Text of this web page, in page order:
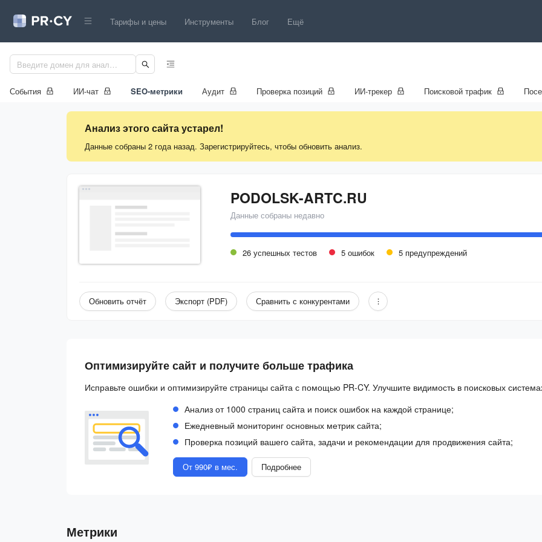
Тарифы и цены Инструменты Блог Ещё
События ИИ-чат SEO-метрики Аудит Проверка позиций ИИ-трекер Поисковой трафик
Анализ этого сайта устарел!
Данные собраны 2 года назад. Зарегистрируйтесь, чтобы обновить анализ.
PODOLSK-ARTC.RU
Данные собраны недавно
26 успешных тестов 5 ошибок 5 предупреждений
Обновить отчёт Экспорт (PDF) Сравнить с конкурентами
Оптимизируйте сайт и получите больше трафика
Исправьте ошибки и оптимизируйте страницы сайта с помощью PR-CY. Улучшите видимость в поисковых
Анализ от 1000 страниц сайта и поиск ошибок на каждой странице;
Ежедневный мониторинг основных метрик сайта;
Проверка позиций вашего сайта, задачи и рекомендации для продвижения сайта;
От 990₽ в мес. Подробнее
Метрики